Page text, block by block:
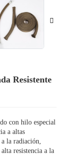
Resistente
con hilo especial
a altas
la radiación,
resistencia a la